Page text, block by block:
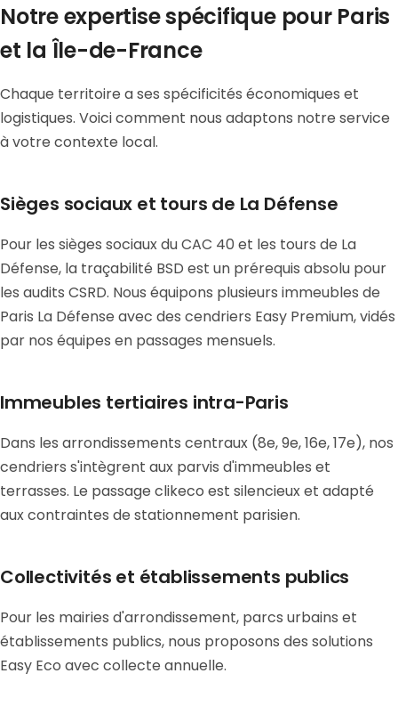
Notre expertise spécifique pour Paris
et la Île-de-France
Chaque territoire a ses spécificités économiques et
logistiques. Voici comment nous adaptons notre service
à votre contexte local.
Sièges sociaux et tours de La Défense
Pour les sièges sociaux du CAC 40 et les tours de La
Défense, la traçabilité BSD est un prérequis absolu pour
les audits CSRD. Nous équipons plusieurs immeubles de
Paris La Défense avec des cendriers Easy Premium, vidés
par nos équipes en passages mensuels.
Immeubles tertiaires intra-Paris
Dans les arrondissements centraux (8e, 9e, 16e, 17e), nos
cendriers s'intègrent aux parvis d'immeubles et
terrasses. Le passage clikeco est silencieux et adapté
aux contraintes de stationnement parisien.
Collectivités et établissements publics
Pour les mairies d'arrondissement, parcs urbains et
établissements publics, nous proposons des solutions
Easy Eco avec collecte annuelle.